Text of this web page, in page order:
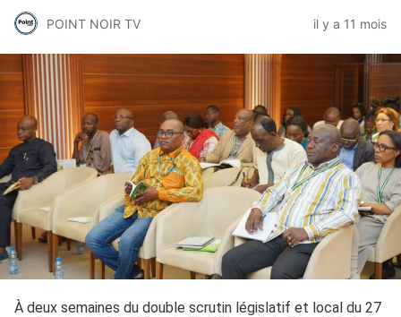
POINT NOIR TV il y a 11 mois
À deux semaines du double scrutin législatif et local du 27